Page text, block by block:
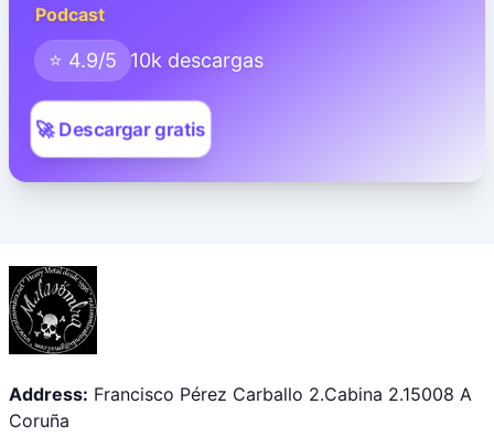
Podcast
⭐ 4.9/5 10k descargas
🚀 Descargar gratis
Address: Francisco Pérez Carballo 2.Cabina 2.15008 A
Coruña